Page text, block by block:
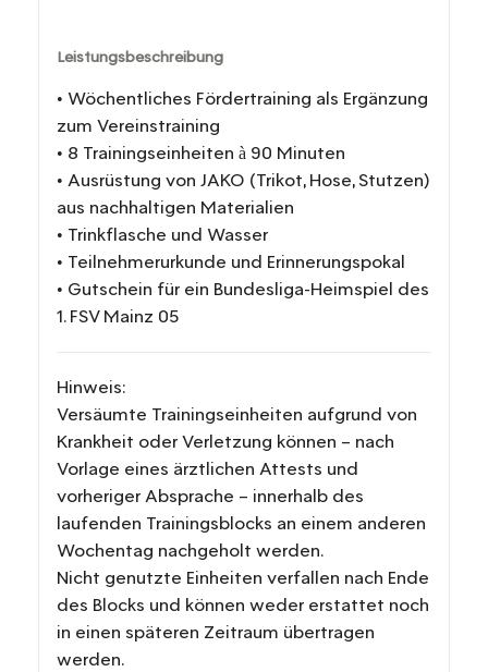
Leistungsbeschreibung
• Wöchentliches Fördertraining als Ergänzung
zum Vereinstraining
• 8 Trainingseinheiten à 90 Minuten
• Ausrüstung von JAKO (Trikot, Hose, Stutzen)
aus nachhaltigen Materialien
• Trinkflasche und Wasser
• Teilnehmerurkunde und Erinnerungspokal
• Gutschein für ein Bundesliga-Heimspiel des
1. FSV Mainz 05
Hinweis:
Versäumte Trainingseinheiten aufgrund von
Krankheit oder Verletzung können – nach
Vorlage eines ärztlichen Attests und
vorheriger Absprache – innerhalb des
laufenden Trainingsblocks an einem anderen
Wochentag nachgeholt werden.
Nicht genutzte Einheiten verfallen nach Ende
des Blocks und können weder erstattet noch
in einen späteren Zeitraum übertragen
werden.